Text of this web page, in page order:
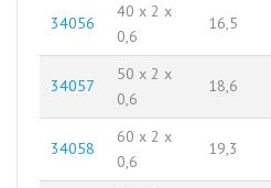
34056
40 x 2 x
0,6
16,5
34057
50 x 2 x
0,6
18,6
34058
60 x 2 x
0,6
19,3